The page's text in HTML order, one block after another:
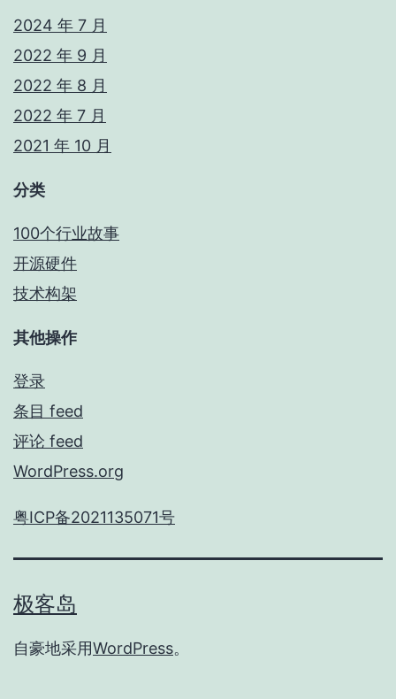
2024 年 7 月
2022 年 9 月
2022 年 8 月
2022 年 7 月
2021 年 10 月
分类
100个行业故事
开源硬件
技术构架
其他操作
登录
条目 feed
评论 feed
WordPress.org
粤ICP备2021135071号
极客岛
自豪地采用WordPress。